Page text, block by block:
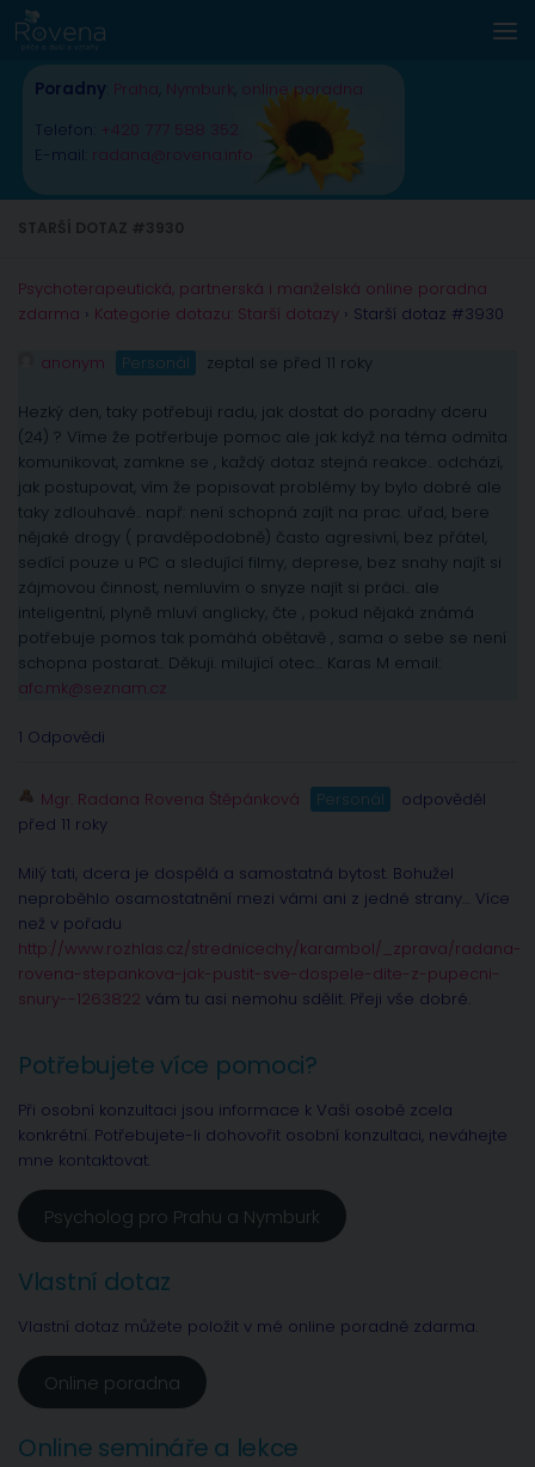
Skip to content
Poradny Praha Nymburk online poradna
Telefon: +420 777 588 352
E-mail: radana@rovena.info
Psychoterapeutická, partnerská i manželská online poradna
zdarma › Kategorie dotazu: Starší dotazy › Starší dotaz #3930
anonym Personál zeptal se před 11 roky
Hezký den, taky potřebuji radu, jak dostat do poradny dceru
(24) ? Víme že potřerbuje pomoc ale jak když na téma odmíta
komunikovat, zamkne se , každý dotaz stejná reakce.. odchází,
jak postupovat, vím že popisovat problémy by bylo dobré ale
taky zdlouhavé.. např: není schopná zajít na prac. uřad, bere
nějaké drogy ( pravděpodobně) často agresivní, bez přátel,
sedící pouze u PC a sledující filmy, deprese, bez snahy najít si
zájmovou činnost, nemluvím o snyze najít si práci.. ale
inteligentní, plyně mluví anglicky, čte , pokud nějaká známá
potřebuje pomos tak pomáhá obětavě , sama o sebe se není
schopna postarat.. Děkuji. milující otec… Karas M email:
afc.mk@seznam.cz
1 Odpovědi
Mgr. Radana Rovena Štěpánková Personál
odpověděl
před 11 roky
Milý tati, dcera je dospělá a samostatná bytost. Bohužel
neproběhlo osamostatnění mezi vámi ani z jedné strany… Více
než v pořadu
http://www.rozhlas.cz/strednicechy/karambol/_zprava/radana-
rovena-stepankova-jak-pustit-sve-dospele-dite-z-pupecni-
snury--1263822 vám tu asi nemohu sdělit. Přeji vše dobré.
Potřebujete více pomoci?
Při osobní konzultaci jsou informace k Vaší osobě zcela
konkrétní. Potřebujete-li dohovořit osobní konzultaci, neváhejte
mne kontaktovat.
Psycholog pro Prahu a Nymburk
Vlastní dotaz
Vlastní dotaz můžete položit v mé online poradně zdarma.
Online poradna
Online semináře a lekce